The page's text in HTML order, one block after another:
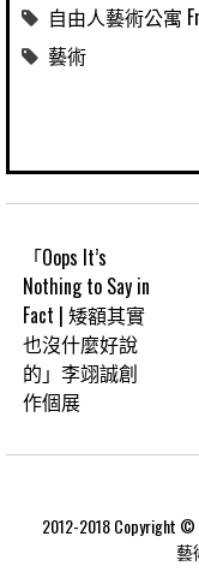
自由人藝術公寓
藝術
「Oops It’s
Nothing to Say in
Fact | 矮額其實
也沒什麼好說
的」李翊誠創
作個展
2012-2018 Copyright ©
藝